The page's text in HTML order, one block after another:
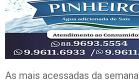
As mais acessadas da semana